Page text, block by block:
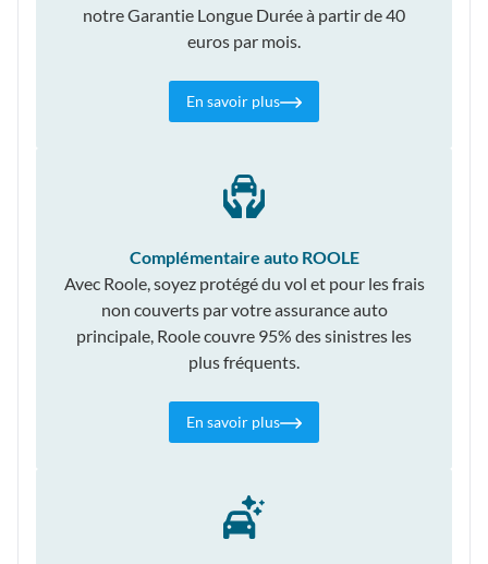
notre Garantie Longue Durée à partir de 40
euros par mois.
En savoir plus
Complémentaire auto ROOLE
Avec Roole, soyez protégé du vol et pour les frais
non couverts par votre assurance auto
principale, Roole couvre 95% des sinistres les
plus fréquents.
En savoir plus